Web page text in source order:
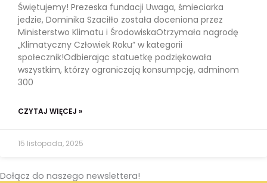
Świętujemy! Prezeska fundacji Uwaga, śmieciarka
jedzie, Dominika Szaciłło została doceniona przez
Ministerstwo Klimatu i ŚrodowiskaOtrzymała nagrodę
„Klimatyczny Człowiek Roku” w kategorii
społecznik!Odbierając statuetkę podziękowała
wszystkim, którzy ograniczają konsumpcję, adminom
300
CZYTAJ WIĘCEJ »
15 listopada, 2025
Dołącz do naszego newslettera!